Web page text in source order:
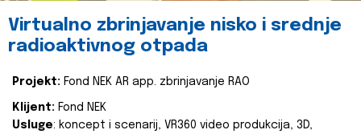
Virtualno zbrinjavanje nisko i srednje
radioaktivnog otpada
Projekt: Fond NEK AR app. zbrinjavanje RAO
Klijent: Fond NEK
Usluge: koncept i scenarij, VR360 video produkcija, 3D,